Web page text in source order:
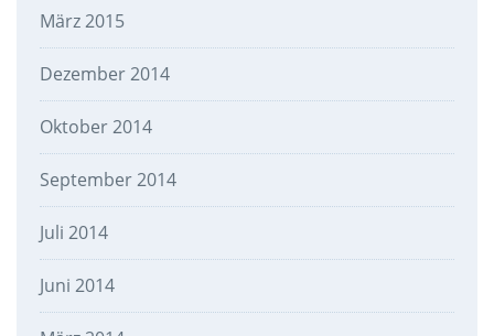
März 2015
Dezember 2014
Oktober 2014
September 2014
Juli 2014
Juni 2014